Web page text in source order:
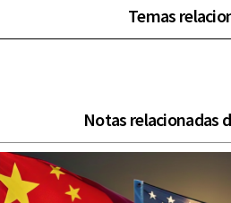
Temas
Notas relacionadas